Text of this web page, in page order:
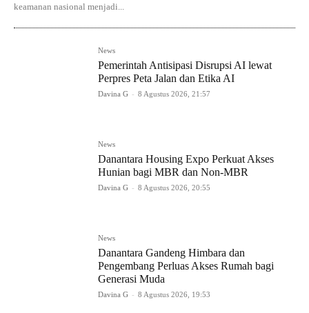
keamanan nasional menjadi...
News
Pemerintah Antisipasi Disrupsi AI lewat
Perpres Peta Jalan dan Etika AI
Davina G - 8 Agustus 2026, 21:57
News
Danantara Housing Expo Perkuat Akses
Hunian bagi MBR dan Non-MBR
Davina G - 8 Agustus 2026, 20:55
News
Danantara Gandeng Himbara dan
Pengembang Perluas Akses Rumah bagi
Generasi Muda
Davina G - 8 Agustus 2026, 19:53